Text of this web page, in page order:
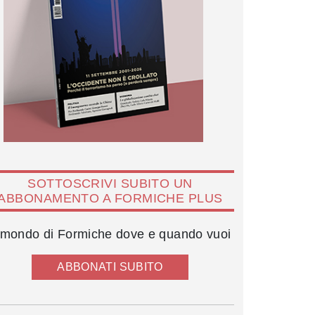
SOTTOSCRIVI SUBITO UN
A FORMICHE PLUS
di Formiche dove e quando vuoi
ABBONATI SUBITO